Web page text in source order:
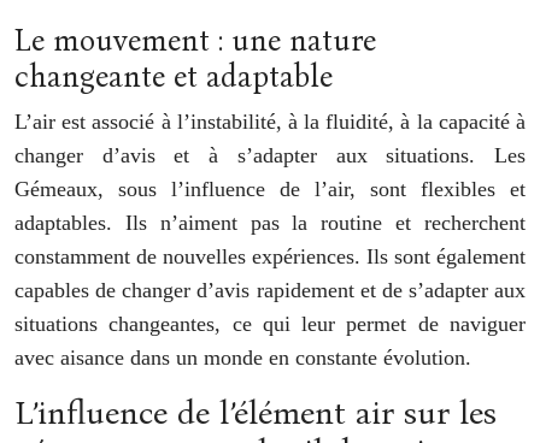
Le mouvement : une nature
changeante et adaptable
L’air est associé à l’instabilité, à la fluidité, à la capacité à
changer d’avis et à s’adapter aux situations. Les
Gémeaux, sous l’influence de l’air, sont flexibles et
adaptables. Ils n’aiment pas la routine et recherchent
constamment de nouvelles expériences. Ils sont également
capables de changer d’avis rapidement et de s’adapter aux
situations changeantes, ce qui leur permet de naviguer
avec aisance dans un monde en constante évolution.
L’influence de l’élément air sur les